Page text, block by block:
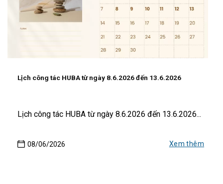
Lịch công tác HUBA từ ngày 8.6.2026 đến 13.6.2026
08/06/2026
Lịch công tác HUBA từ ngày 8.6.2026 đến 13.6.2026...
Xem thêm